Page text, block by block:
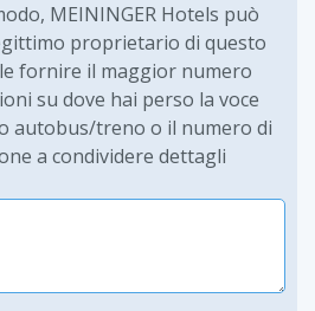
MEININGER Hotels può
proprietario di questo
fornire il maggior numero
su dove hai perso la voce
autobus/treno o il numero di
a condividere dettagli